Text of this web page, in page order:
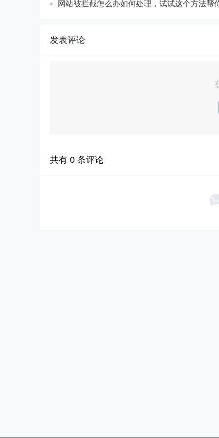
网站被拦截怎么办如何处理，试试这个方法帮
发表评论
共有 0 条评论